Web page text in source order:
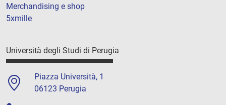
Merchandising e shop
5xmille
Università degli Studi di Perugia
Piazza Università, 1
06123 Perugia